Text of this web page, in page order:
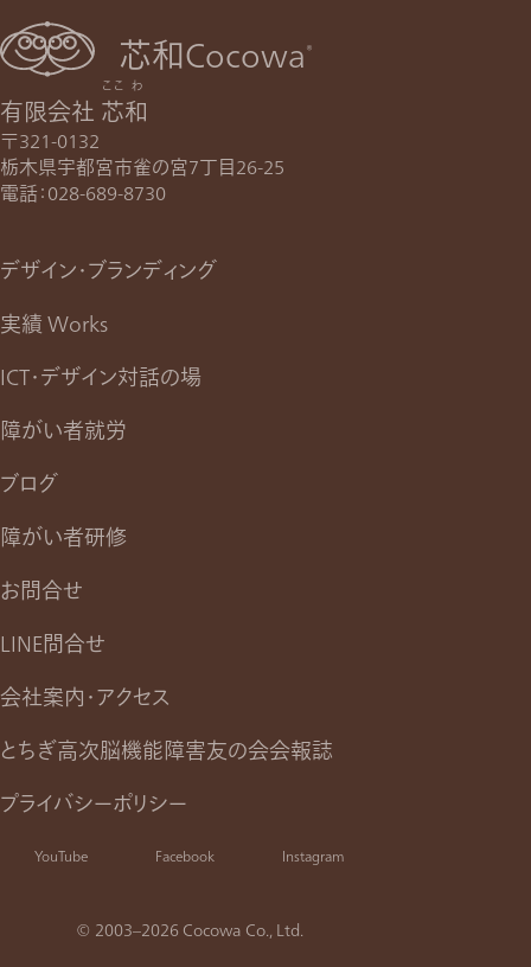
芯和Cocowa®
有限会社 芯
ここ
和
わ
〒321-0132
栃木県宇都宮市雀の宮7丁目26-25
電話：028-689-8730
デザイン・ブランディング
実績 Works
ICT・デザイン対話の場
障がい者就労
ブログ
障がい者研修
お問合せ
LINE問合せ
会社案内・アクセス
とちぎ高次脳機能障害友の会会報誌
プライバシーポリシー
YouTube Facebook Instagram
© 2003–2026 Cocowa Co., Ltd.